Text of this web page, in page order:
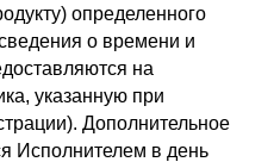
определенного
о времени и
на
указанную при
Дополнительное
Исполнителем в день